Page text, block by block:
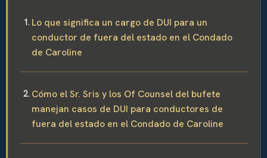
Lo que significa un cargo de DUI para un
conductor de fuera del estado en el Condado
de Caroline
Cómo el Sr. Sris y los Of Counsel del bufete
manejan casos de DUI para conductores de
fuera del estado en el Condado de Caroline